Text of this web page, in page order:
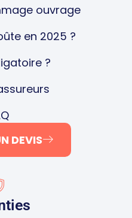
ouvrage
en 2025 ?
?
DEVIS